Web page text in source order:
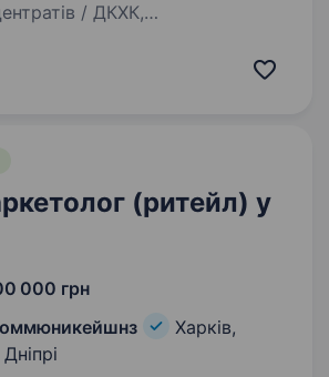
/ ДКХК,
виробнича компанія —
(ритейл) у
000 грн
Харків,